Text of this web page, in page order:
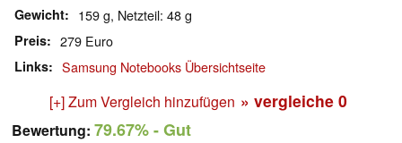
Gewicht 159 g, Netzteil: 48 g
Preis 279 Euro
Links Samsung Notebooks Übersichtseite
[+] Zum Vergleich hinzufügen » vergleiche 0
Bewertung: 79.67%- Gut